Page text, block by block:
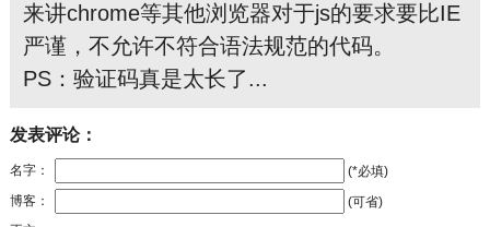
来讲chrome等其他浏览器对于js的要求要比IE
严谨，不允许不符合语法规范的代码。
PS：验证码真是太长了...
发表评论：
名字：
(*必填)
博客：
(可省)